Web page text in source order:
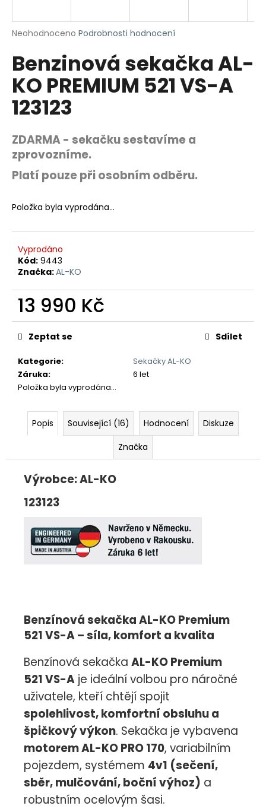
Průměrné
produktu
je
0,0
5
hvězdiček.
Neohodnoceno Podrobnosti hodnocení
Benzinová sekačka AL-
KO PREMIUM 521 VS-A
123123
ZDARMA - sekačku sestavíme a
zprovozníme.
Platí pouze při osobním odběru.
Položka byla vyprodána…
Vyprodáno
Kód: 9443
Značka:AL-KO
13 990 Kč
Měrná
cena:
Kategorie:
Sekačky AL-KO
Záruka:
6 let
Položka byla vyprodána…
Zeptat se Sdílet
A
Popis Související (16) Hodnocení
Diskuze
Značka
Výrobce: AL-KO
123123
Benzínová sekačka AL-KO Premium
521 VS-A – síla, komfort a kvalita
Benzínová sekačka AL-KO Premium
521 VS-A je ideální volbou pro náročné
uživatele, kteří chtějí spojit
spolehlivost, komfortní obsluhu a
špičkový výkon. Sekačka je vybavena
motorem AL-KO PRO 170, variabilním
pojezdem, systémem 4v1 (sečení,
sběr, mulčování, boční výhoz) a
robustním ocelovým šasi.
j
t
?
HLEDAT
o
p
o
u
č
j
m
e